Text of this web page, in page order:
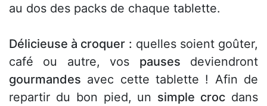
au dos des packs de chaque tablette.
Délicieuse à croquer : quelles soient goûter,
café ou autre, vos pauses deviendront
gourmandes avec cette tablette ! Afin de
repartir du bon pied, un simple croc dans